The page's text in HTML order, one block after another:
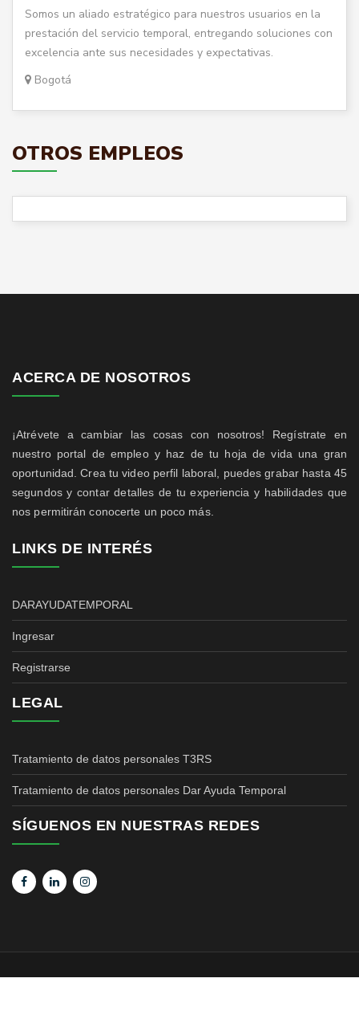
Somos un aliado estratégico para nuestros usuarios en la
prestación del servicio temporal, entregando soluciones con
excelencia ante sus necesidades y expectativas.
Bogotá
OTROS EMPLEOS
ACERCA DE NOSOTROS
¡Atrévete a cambiar las cosas con nosotros! Regístrate en
nuestro portal de empleo y haz de tu hoja de vida una gran
oportunidad. Crea tu video perfil laboral, puedes grabar hasta 45
segundos y contar detalles de tu experiencia y habilidades que
nos permitirán conocerte un poco más.
LINKS DE INTERÉS
DARAYUDATEMPORAL
Ingresar
Registrarse
LEGAL
Tratamiento de datos personales T3RS
Tratamiento de datos personales Dar Ayuda Temporal
SÍGUENOS EN NUESTRAS REDES